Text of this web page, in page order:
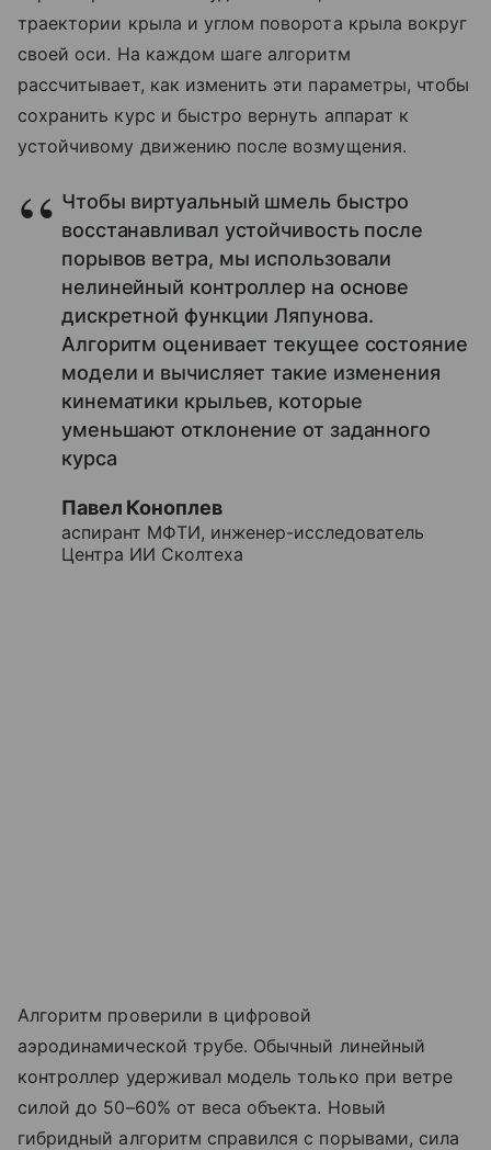
траектории крыла и углом поворота крыла вокруг
своей оси. На каждом шаге алгоритм
рассчитывает, как изменить эти параметры, чтобы
сохранить курс и быстро вернуть аппарат к
устойчивому движению после возмущения.
Чтобы виртуальный шмель быстро
восстанавливал устойчивость после
порывов ветра, мы использовали
нелинейный контроллер на основе
дискретной функции Ляпунова.
Алгоритм оценивает текущее состояние
модели и вычисляет такие изменения
кинематики крыльев, которые
уменьшают отклонение от заданного
курса
Павел Коноплев
аспирант МФТИ, инженер-исследователь
Центра ИИ Сколтеха
Алгоритм проверили в цифровой
аэродинамической трубе. Обычный линейный
контроллер удерживал модель только при ветре
силой до 50–60% от веса объекта. Новый
гибридный алгоритм справился с порывами, сила